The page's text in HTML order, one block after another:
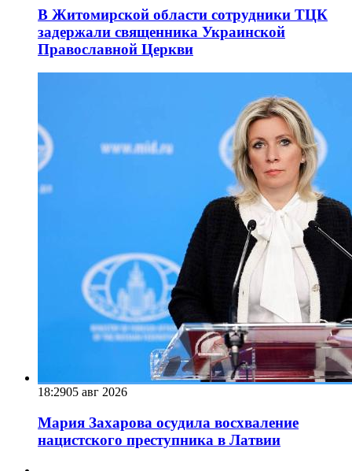
В Житомирской области сотрудники ТЦК
задержали священника Украинской
Православной Церкви
18:2905 авг 2026
Мария Захарова осудила восхваление
нацистского преступника в Латвии